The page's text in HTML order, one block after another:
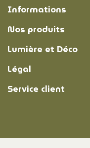
Informations
Nos produits
Lumière et Déco
Légal
Service client